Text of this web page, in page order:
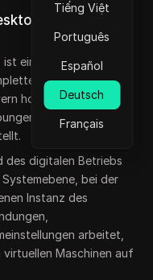
Tiếng Việt
Português
Español
Deutsch
Français
eine fortschrittliche
Desktop-
hostet und
über Remote-
des digitalen Betriebs
bei der
Instanz des
arbeitet,
Maschinen auf